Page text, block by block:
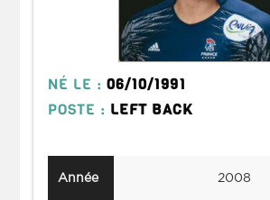
NÉ LE :06/10/1991
POSTE : LEFT BACK
Année 2008